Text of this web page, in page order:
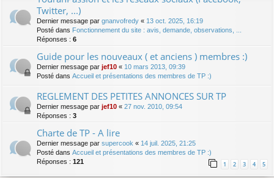
Twitter, ...)
Dernier message par gnanvofredy « 13 oct. 2025, 16:19
Posté dans Fonctionnement du site : avis, demande, observations, ...
Réponses : 6
Guide pour les nouveaux ( et anciens ) membres :)
Dernier message par jef10 « 10 mars 2013, 09:39
Posté dans Accueil et présentations des membres de TP :)
REGLEMENT DES PETITES ANNONCES SUR TP
Dernier message par jef10 « 27 nov. 2010, 09:54
Réponses : 3
Charte de TP - A lire
Dernier message par supercook « 14 juil. 2025, 21:25
Posté dans Accueil et présentations des membres de TP :)
Réponses : 121 1 2 3 4 5